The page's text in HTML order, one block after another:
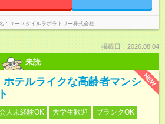
ユースタイルラボラトリー株式会社
掲載日：2026.08.04
未読
NEW
テルライクな高齢者マンシ
人未経験OK 大学生歓迎
ブランクOK